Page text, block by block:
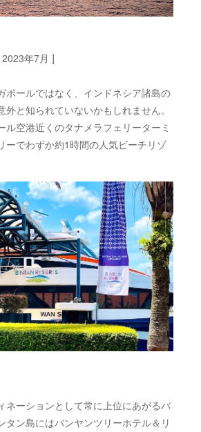
年7月 ]
ポールではなく、インドネシア諸島の
と知られていないかもしれません。
ル空港近くのタナメラフェリーターミ
ーでわずか約1時間の人気ビーチリゾ
ネーションとして常に上位にあがるバ
タン島にはバンヤンツリーホテル＆リ